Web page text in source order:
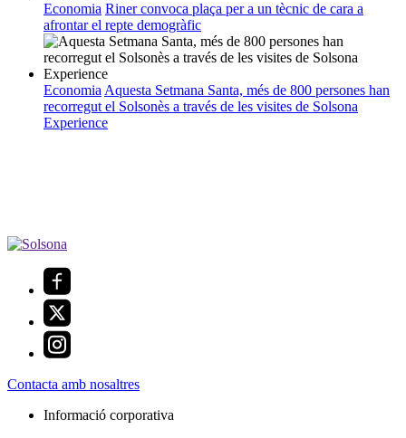
Economia Riner convoca plaça per a un tècnic de cara a
afrontar el repte demogràfic
Economia Aquesta Setmana Santa, més de 800 persones han
recorregut el Solsonès a través de les visites de Solsona
Experience
Contacta amb nosaltres
Informació corporativa